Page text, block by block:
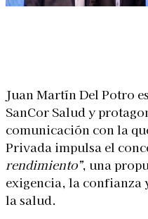
Juan Martín Del Potro
SanCor Salud y
comunicación con la
Privada impulsa el
rendimiento”, una
exigencia, la confianza
la salud.